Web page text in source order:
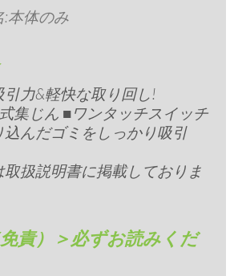
:本体のみ
引力&軽快な取り回し!
集じん ■ワンタッチスイッチ
込んだゴミをしっかり吸引
扱説明書に掲載しておりま
責）＞必ずお読みくだ